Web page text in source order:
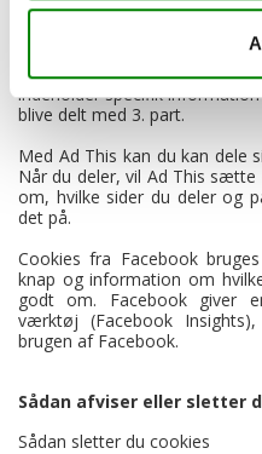
besøg på flere
opbygge profiler, der viser,
foretaget eller hvilke sider,
lagre data, der
indeholder specifik
blive delt med 3. part.
Med Ad This kan du kan dele
Når du deler, vil Ad This
om, hvilke sider du deler og
det på.
Cookies fra Facebook
knap og information om
godt om. Facebook giver
værktøj (Facebook
brugen af Facebook.
Sådan afviser eller sletter
Sådan sletter du cookies